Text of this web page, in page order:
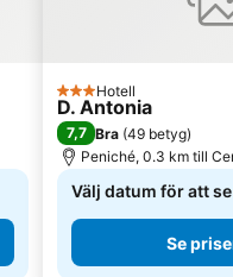
3 Stjärnor
Hotell
D. Antonia
7,7 Bra (49 betyg)
Peniché, 0.3 km till
Välj datum för att
Se